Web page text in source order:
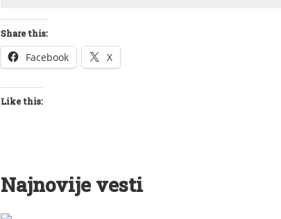
Share this:
Facebook X
Like this:
Najnovije vesti